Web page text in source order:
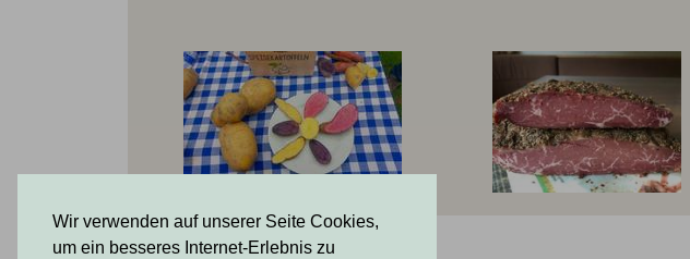
Wir verwenden auf unserer Seite Cookies,
um ein besseres Internet-Erlebnis zu